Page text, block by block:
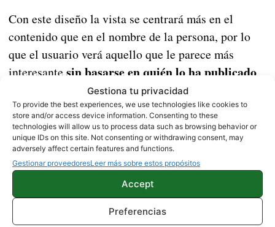
Gestiona tu privacidad
To provide the best experiences, we use technologies like cookies to
store and/or access device information. Consenting to these
technologies will allow us to process data such as browsing behavior or
unique IDs on this site. Not consenting or withdrawing consent, may
adversely affect certain features and functions.
Gestionar proveedoresLeer más sobre estos propósitos
Accept
Preferencias
Con este diseño la vista se centrará más en el
contenido que en el nombre de la persona, por lo
que el usuario verá aquello que le parece más
interesantesin basarse en quién lo ha publicado.
La función está en pruebas y todavía no se puede
visualizar, por lo que habrá que esperar a una futura
actualización de la app.
WHATSAPP
Sobre este autor